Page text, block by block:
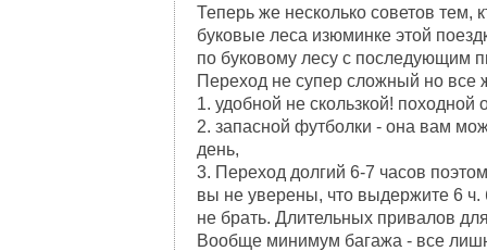
Теперь же несколько советов тем,
буковые леса изюминке этой
по буковому лесу с последующим
Переход не супер сложный но все
1. удобной не скользкой! походной
2. запасной футболки - она вам
день,
3. Переход долгий 6-7 часов
вы не уверены, что выдержите 6
не брать. Длительных привалов
Вообще минимум багажа - все